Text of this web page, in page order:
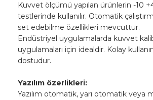
Kuvvet ölçümü yapılan ürünlerin -10
testlerinde kullanılır. Otomatik
set edebilme özellikleri mevcuttur.
Endüstriyel uygulamalarda kuvvet
uygulamaları için idealdir. Kolay
dostudur.
Yazılım özerlikleri:
Yazılım otomatik, yarı otomatik veya